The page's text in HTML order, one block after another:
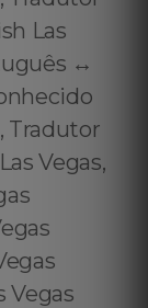
Las
↔️
Tradutor
Vegas,
Vegas